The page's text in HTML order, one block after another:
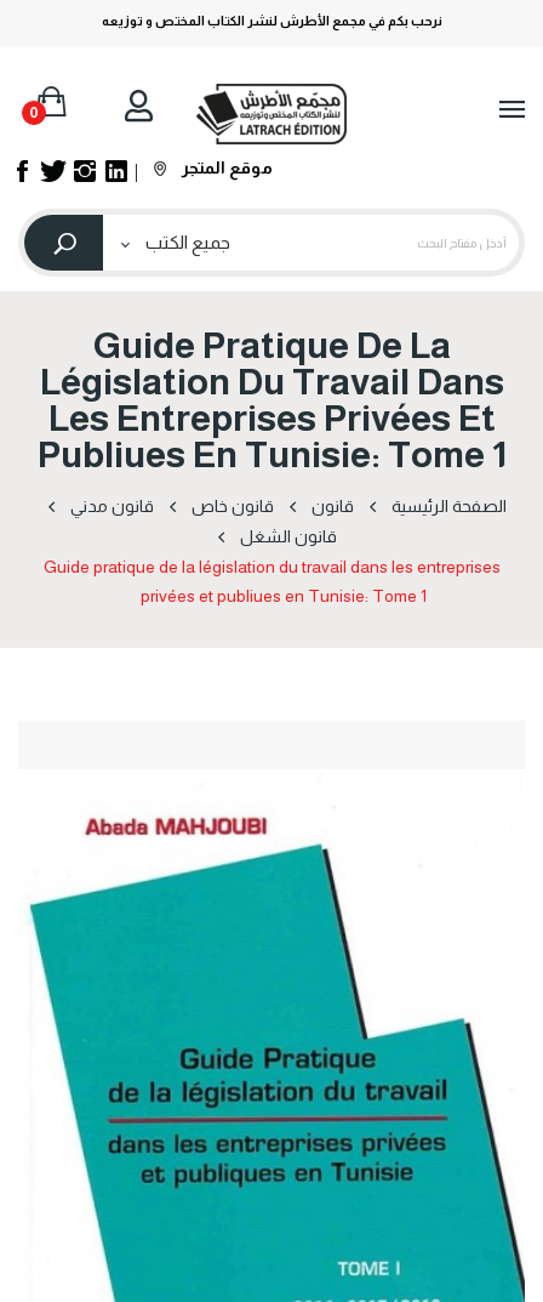
نرحب بكم في مجمع الأطرش لنشر الكتاب المختص و توزيعه
0
موقع المتجر
Guide Pratique De La
Législation Du Travail Dans
Les Entreprises Privées Et
Publiues En Tunisie: Tome 1
الصفحة الرئيسية قانون قانون خاص
قانون مدني
قانون الشغل
Guide pratique de la législation du travail dans les entreprises
privées et publiues en Tunisie: Tome 1